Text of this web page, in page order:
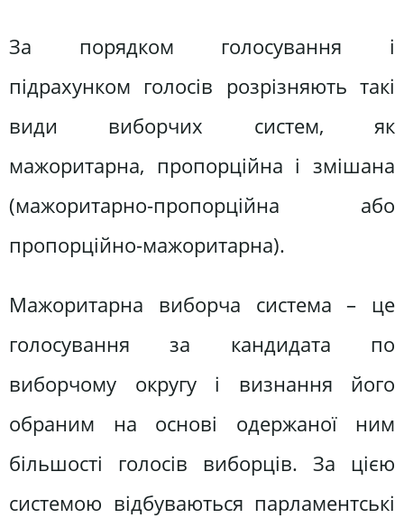
За порядком голосування і
підрахунком голосів розрізняють такі
види виборчих систем, як
мажоритарна, пропорційна і змішана
(мажоритарно-пропорційна або
пропорційно-мажоритарна).
Мажоритарна виборча система – це
голосування за кандидата по
виборчому округу і визнання його
обраним на основі одержаної ним
більшості голосів виборців. За цією
системою відбуваються парламентські